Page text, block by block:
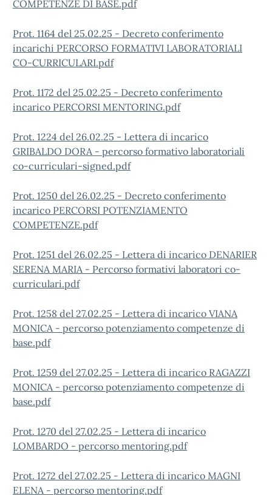
COMPETENZE DI BASE.pdf
Prot. 1164 del 25.02.25 - Decreto conferimento
incarichi PERCORSO FORMATIVI LABORATORIALI
CO-CURRICULARI.pdf
Prot. 1172 del 25.02.25 - Decreto conferimento
incarico PERCORSI MENTORING.pdf
Prot. 1224 del 26.02.25 - Lettera di incarico
GRIBALDO DORA - percorso formativo laboratoriali
co-curriculari-signed.pdf
Prot. 1250 del 26.02.25 - Decreto conferimento
incarico PERCORSI POTENZIAMENTO
COMPETENZE.pdf
Prot. 1251 del 26.02.25 - Lettera di incarico DENARIER
SERENA MARIA - Percorso formativi laboratori co-
curriculari.pdf
Prot. 1258 del 27.02.25 - Lettera di incarico VIANA
MONICA - percorso potenziamento competenze di
base.pdf
Prot. 1259 del 27.02.25 - Lettera di incarico RAGAZZI
MONICA - percorso potenziamento competenze di
base.pdf
Prot. 1270 del 27.02.25 - Lettera di incarico
LOMBARDO - percorso mentoring.pdf
Prot. 1272 del 27.02.25 - Lettera di incarico MAGNI
ELENA - percorso mentoring.pdf